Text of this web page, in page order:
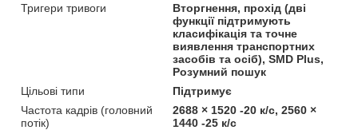
Тригери тривоги
Вторгнення, прохід (дві
функції підтримують
класифікація та точне
виявлення транспортних
засобів та осіб), SMD Plus,
Розумний пошук
Цільові типи
Підтримує
Частота кадрів (головний
потік)
2688 × 1520 -20 к/с, 2560 ×
1440 -25 к/с